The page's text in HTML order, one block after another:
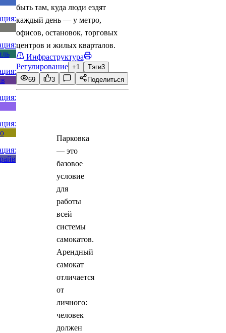
быть там, куда люди ездят
каждый день — у метро,
офисов, остановок, торговых
центров и жилых кварталов.
Инфраструктура
Регулирование +1 Тэги3
69
3 Поделиться
Парковка
— это
базовое
условие
для
работы
всей
системы
самокатов.
Арендный
самокат
отличается
от
личного:
человек
должен